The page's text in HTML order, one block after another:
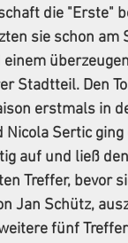
die "Erste"
sie schon am
Stadtteil. Den
erstmals in
Sertic
auf und ließ
Treffer, bevor
Jan Schütz,
fünf